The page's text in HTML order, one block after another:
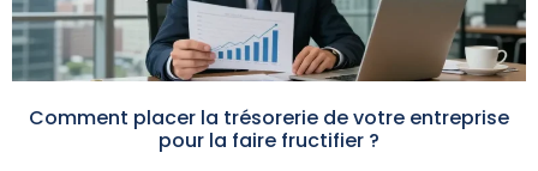
Comment placer la trésorerie de votre entreprise
pour la faire fructifier ?